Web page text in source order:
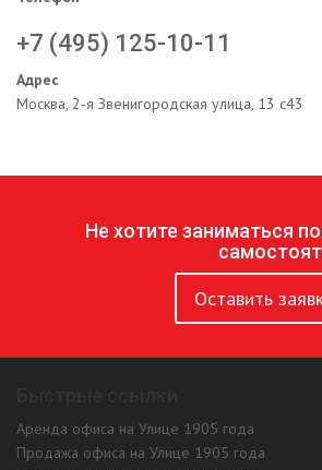
+7 (495) 125-10-11
Адрес
Москва, 2-я Звенигородская улица, 13 с43
Не хотите заниматься
Оставить
Аренда офиса на Улице 1905 года
Продажа офиса на Улице 1905 года